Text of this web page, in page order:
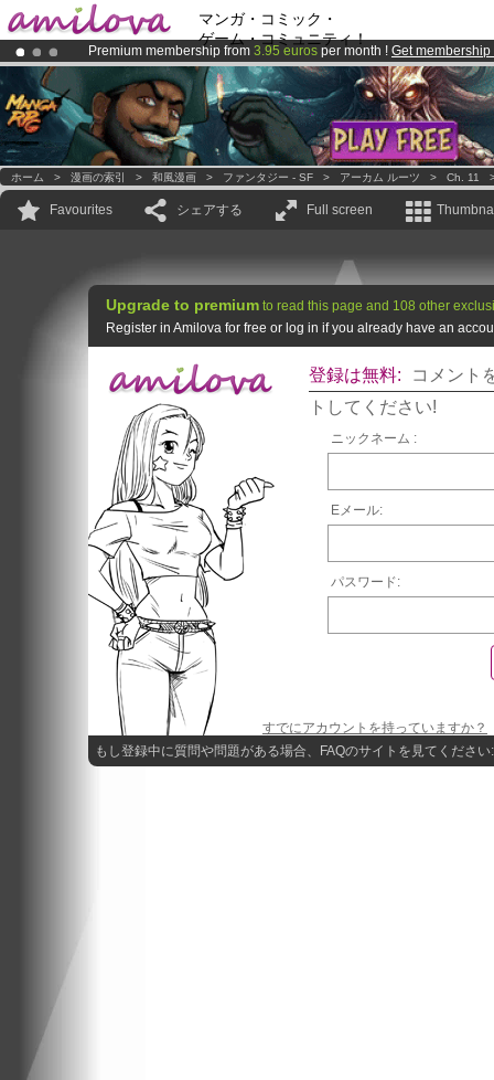
マンガ・コミック・
ゲーム・コミュニティ！
Premium membership from 3.95 euros per month ! Get membership
AmilovaKickstarter is now LIVE!.
Already 100000 membersand 1000 comics & mangas!.
ホーム > 漫画の索引 > 和風漫画 > ファンタジー - SF > アーカム ルーツ > Ch. 11
Favourites シェアする Full screen
Upgrade to premium to read this page and 108 other
Register in Amilova for free or log in if you already have an
登録は無料:
コメント
トしてください!
ニックネーム :
Eメール:
パスワード:
すでにアカウントを持っていますか？
もし登録中に質問や問題がある場合、FAQのサイトを見てくださ